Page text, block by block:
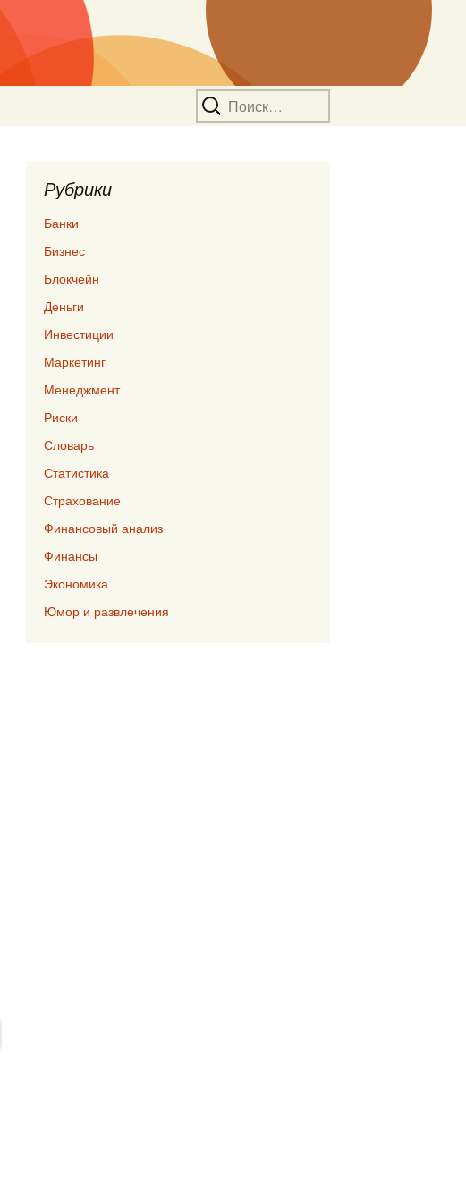
Найти:
Рубрики
Банки
Бизнес
Блокчейн
Деньги
Инвестиции
Маркетинг
Менеджмент
Риски
Словарь
Статистика
Страхование
Финансовый анализ
Финансы
Экономика
Юмор и развлечения